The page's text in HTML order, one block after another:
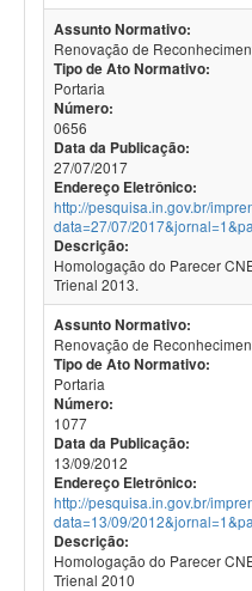
Assunto Normativo:
Renovação de
Tipo de Ato Normativo:
Portaria
Número:
0656
Data da Publicação:
27/07/2017
Endereço Eletrônico:
http://pesquisa.in.gov.br/
data=27/07/
Descrição:
Homologação do Parecer
Trienal 2013.
Assunto Normativo:
Renovação de
Tipo de Ato Normativo:
Portaria
Número:
1077
Data da Publicação:
13/09/2012
Endereço Eletrônico:
http://pesquisa.in.gov.br/
data=13/09/
Descrição:
Homologação do Parecer
Trienal 2010